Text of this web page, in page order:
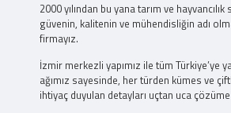
2000 yılından bu yana tarım ve
güvenin, kalitenin ve mühendisliğin adı
firmayız.
İzmir merkezli yapımız ile tüm Türkiye’ye
ağımız sayesinde, her türden kümes ve
ihtiyaç duyulan detayları uçtan uca